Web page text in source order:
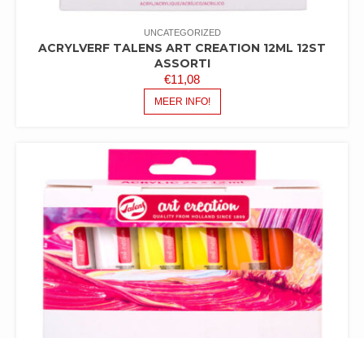
UNCATEGORIZED
ACRYLVERF TALENS ART CREATION 12ML 12ST
ASSORTI
€11,08
MEER INFO!